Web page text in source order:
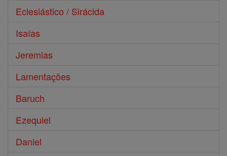
Eclesiástico / Sirácida
Isaías
Jeremias
Lamentações
Baruch
Ezequiel
Daniel